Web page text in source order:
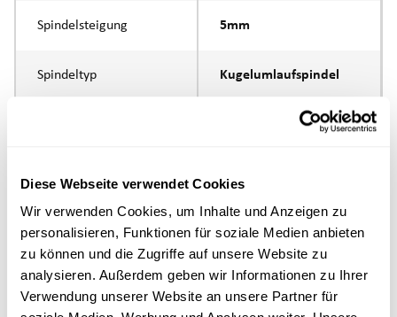
Diese Webseite verwendet Cookies
Wir verwenden Cookies, um Inhalte und Anzeigen zu
personalisieren, Funktionen für soziale Medien anbieten
zu können und die Zugriffe auf unsere Website zu
analysieren. Außerdem geben wir Informationen zu Ihrer
Verwendung unserer Website an unsere Partner für
Spindelsteigung 5mm
Spindeltyp Kugelumlaufspindel
Aussengewinde
Positioniergenauigkeit +/- 0.1 mm